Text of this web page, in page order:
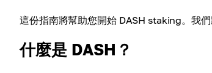
這份指南將幫助您開始 DASH staking。我
什麼是 DASH？